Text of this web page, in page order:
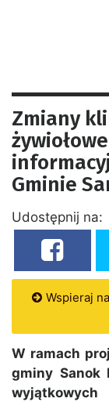
Zmiany
Gminie
Udostępnij na:
Wspieraj
W ramach
gminy Sanok